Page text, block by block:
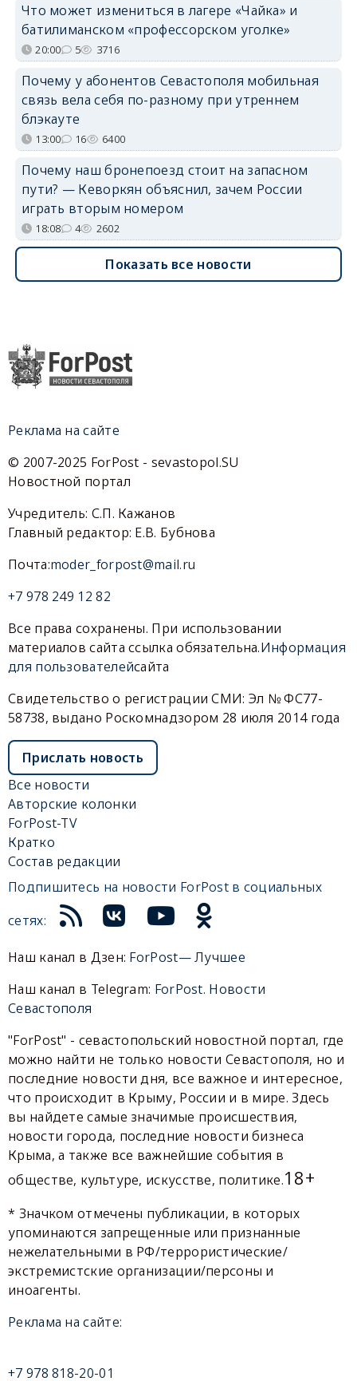
Что может измениться в лагере «Чайка» и
батилиманском «профессорском уголке»
20:00 5 3716
Почему у абонентов Севастополя мобильная
связь вела себя по-разному при утреннем
блэкауте
13:00 16 6400
Почему наш бронепоезд стоит на запасном
пути? — Кеворкян объяснил, зачем России
играть вторым номером
18:08 4 2602
Показать все новости
Реклама на сайте
© 2007-2025 ForPost - sevastopol.SU
Новостной портал
Учредитель: С.П. Кажанов
Главный редактор: Е.В. Бубнова
Почта:moder_forpost@mail.ru
+7 978 249 12 82
Все права сохранены. При использовании
материалов сайта ссылка обязательна.Информация
для пользователейсайта
Свидетельство о регистрации СМИ: Эл № ФС77-
58738, выдано Роскомнадзором 28 июля 2014 года
Прислать новость
Все новости
Авторские колонки
ForPost-TV
Кратко
Состав редакции
Подпишитесь на новости ForPost в социальных
сетях:
Наш канал в Дзен: ForPost— Лучшее
Наш канал в Telegram: ForPost. Новости
Севастополя
"ForPost" - севастопольский новостной портал, где
можно найти не только новости Севастополя, но и
последние новости дня, все важное и интересное,
что происходит в Крыму, России и в мире. Здесь
вы найдете самые значимые происшествия,
новости города, последние новости бизнеса
Крыма, а также все важнейшие события в
обществе, культуре, искусстве, политике.18+
* Значком отмечены публикации, в которых
упоминаются запрещенные или признанные
нежелательными в РФ/террористические/
экстремистские организации/персоны и
иноагенты.
Реклама на сайте:
+7 978 818-20-01